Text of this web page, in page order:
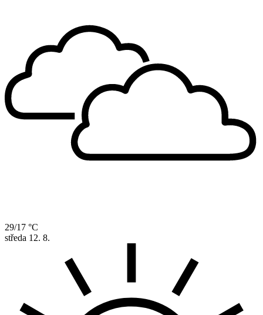
29/17 °C
středa 12. 8.